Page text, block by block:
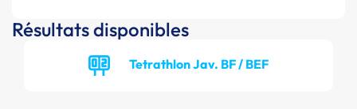
Résultats disponibles
Tetrathlon Jav. BF / BEF